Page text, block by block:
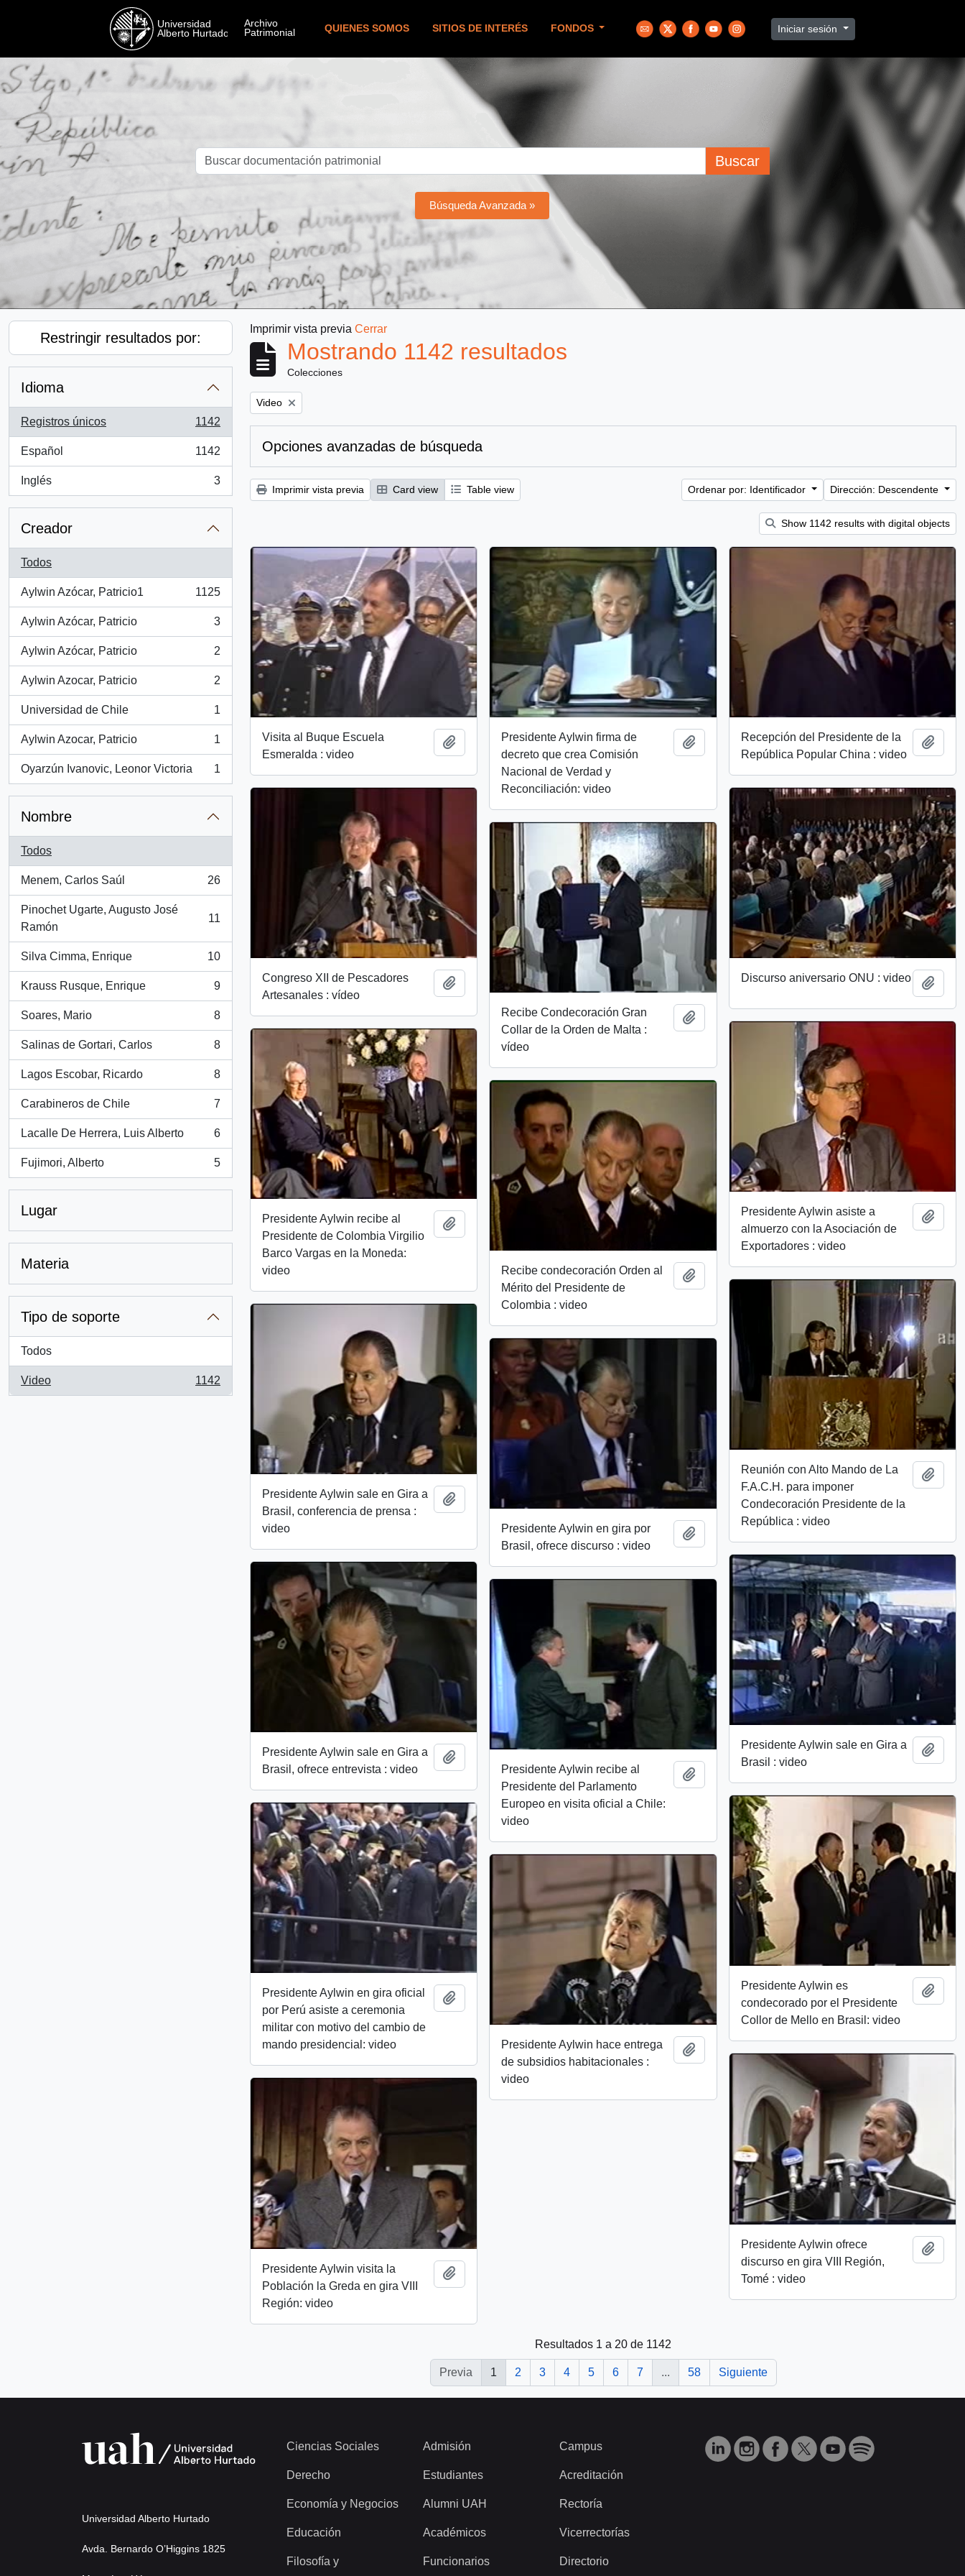
QUIENES SOMOS SITIOS DE INTERÉS FONDOS Iniciar sesión
Buscar
Búsqueda Avanzada »
Restringir resultados por:
Idioma
Registros únicos
, 1142 resultados
1142
Español
, 1142 resultados
1142
Inglés
, 3 resultados
3
Creador
Todos
Aylwin Azócar, Patricio1
, 1125 resultados
1125
Aylwin Azócar, Patricio
, 3 resultados
3
Aylwin Azócar, Patricio
, 2 resultados
2
Aylwin Azocar, Patricio
, 2 resultados
2
Universidad de Chile
, 1 resultados
1
Aylwin Azocar, Patricio
, 1 resultados
1
Oyarzún Ivanovic, Leonor Victoria
, 1 resultados
1
Nombre
Todos
Menem, Carlos Saúl
, 26 resultados
26
Pinochet Ugarte, Augusto José
Ramón
, 11 resultados
11
Silva Cimma, Enrique
, 10 resultados
10
Krauss Rusque, Enrique
, 9 resultados
9
Soares, Mario
, 8 resultados
8
Salinas de Gortari, Carlos
, 8 resultados
8
Lagos Escobar, Ricardo
, 8 resultados
8
Carabineros de Chile
, 7 resultados
7
Lacalle De Herrera, Luis Alberto
, 6 resultados
6
Fujimori, Alberto
, 5 resultados
5
Lugar
Materia
Tipo de soporte
Todos
Video
, 1142 resultados
1142
Imprimir vista previa Cerrar
Mostrando 1142 resultados
Colecciones
Remove filter:
Video
Opciones avanzadas de búsqueda
Imprimir vista previa Card view Table view Ordenar por: Identificador Dirección: Descendente
Show 1142 results with digital objects
Visita al Buque Escuela
Esmeralda : video
Añadir al portapapeles
Presidente Aylwin firma de
decreto que crea Comisión
Nacional de Verdad y
Reconciliación: video
Añadir al portapapeles
Recepción del Presidente de la
República Popular China : video
Congreso XII de Pescadores
Artesanales : vídeo
Añadir al portapapeles Discurso aniversario ONU : video
Recibe Condecoración Gran
Collar de la Orden de Malta :
vídeo
Añadir al portapapeles
Presidente Aylwin asiste a
almuerzo con la Asociación de
Exportadores : video
Presidente Aylwin recibe al
Presidente de Colombia Virgilio
Barco Vargas en la Moneda:
video
Añadir al portapapeles
Recibe condecoración Orden al
Mérito del Presidente de
Colombia : video
Añadir al portapapeles
Reunión con Alto Mando de La
F.A.C.H. para imponer
Condecoración Presidente de la
República : video
Presidente Aylwin sale en Gira a
Brasil, conferencia de prensa :
video
Añadir al portapapeles
Presidente Aylwin en gira por
Brasil, ofrece discurso : video
Añadir al portapapeles
Presidente Aylwin sale en Gira a
Brasil : video
Presidente Aylwin sale en Gira a
Brasil, ofrece entrevista : video
Presidente Aylwin recibe al
Presidente del Parlamento
Europeo en visita oficial a Chile:
video
Añadir al portapapeles
Presidente Aylwin es
condecorado por el Presidente
Collor de Mello en Brasil: video
Presidente Aylwin en gira oficial
por Perú asiste a ceremonia
militar con motivo del cambio de
mando presidencial: video
Añadir al portapapeles
Presidente Aylwin hace entrega
de subsidios habitacionales :
video
Añadir al portapapeles
Presidente Aylwin ofrece
discurso en gira VIII Región,
Tomé : video
Presidente Aylwin visita la
Población la Greda en gira VIII
Región: video
Resultados 1 a 20 de 1142
Previa 1 2 3 4 5 6 7 ... 58 Siguiente
Universidad Alberto Hurtado
Avda. Bernardo O’Higgins 1825
Ciencias Sociales
Derecho
Economía y Negocios
Educación
Filosofía y
Admisión
Estudiantes
Alumni UAH
Académicos
Funcionarios
Campus
Acreditación
Rectoría
Vicerrectorías
Directorio